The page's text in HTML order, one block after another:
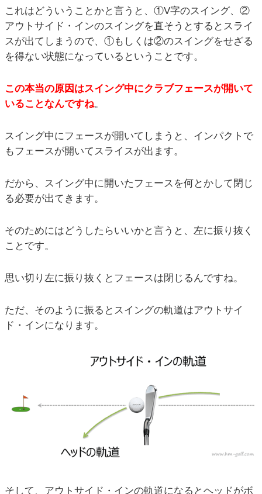
これはどういうことかと言うと、①V字のスイング、②
アウトサイド・インのスイングを直そうとするとスライ
スが出てしまうので、①もしくは②のスイングをせざる
を得ない状態になっているということです。
この本当の原因はスイング中にクラブフェースが開いて
いることなんですね。
スイング中にフェースが開いてしまうと、インパクトで
もフェースが開いてスライスが出ます。
だから、スイング中に開いたフェースを何とかして閉じ
る必要が出てきます。
そのためにはどうしたらいいかと言うと、左に振り抜く
ことです。
思い切り左に振り抜くとフェースは閉じるんですね。
ただ、そのように振るとスイングの軌道はアウトサイ
ド・インになります。
そして、アウトサイド・インの軌道になるとヘッドがボ